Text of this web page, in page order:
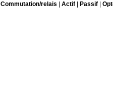
Commutation/relais Actif| Passif|